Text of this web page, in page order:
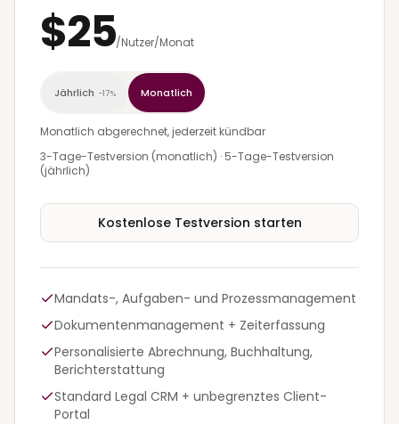
$25/Nutzer/Monat
Jährlich −17% Monatlich
Monatlich abgerechnet, jederzeit kündbar
3-Tage-Testversion (monatlich) · 5-Tage-Testversion
(jährlich)
Kostenlose Testversion starten
Mandats-, Aufgaben- und Prozessmanagement
Dokumentenmanagement + Zeiterfassung
Personalisierte Abrechnung, Buchhaltung,
Berichterstattung
Standard Legal CRM + unbegrenztes Client-
Portal